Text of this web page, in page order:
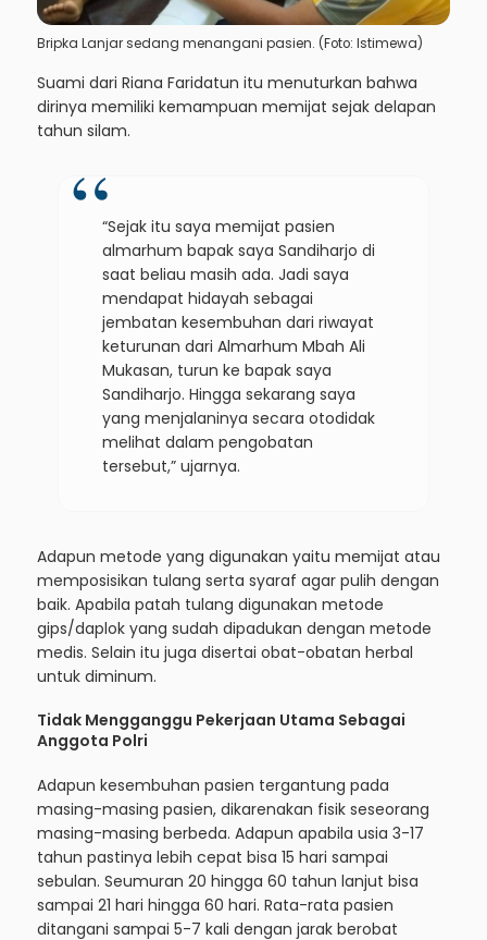
Bripka Lanjar sedang menangani pasien. (Foto: Istimewa)
Suami dari Riana Faridatun itu menuturkan bahwa
dirinya memiliki kemampuan memijat sejak delapan
tahun silam.
“Sejak itu saya memijat pasien
almarhum bapak saya Sandiharjo di
saat beliau masih ada. Jadi saya
mendapat hidayah sebagai
jembatan kesembuhan dari riwayat
keturunan dari Almarhum Mbah Ali
Mukasan, turun ke bapak saya
Sandiharjo. Hingga sekarang saya
yang menjalaninya secara otodidak
melihat dalam pengobatan
tersebut,” ujarnya.
Adapun metode yang digunakan yaitu memijat atau
memposisikan tulang serta syaraf agar pulih dengan
baik. Apabila patah tulang digunakan metode
gips/daplok yang sudah dipadukan dengan metode
medis. Selain itu juga disertai obat-obatan herbal
untuk diminum.
Tidak Mengganggu Pekerjaan Utama Sebagai
Anggota Polri
Adapun kesembuhan pasien tergantung pada
masing-masing pasien, dikarenakan fisik seseorang
masing-masing berbeda. Adapun apabila usia 3-17
tahun pastinya lebih cepat bisa 15 hari sampai
sebulan. Seumuran 20 hingga 60 tahun lanjut bisa
sampai 21 hari hingga 60 hari. Rata-rata pasien
ditangani sampai 5-7 kali dengan jarak berobat